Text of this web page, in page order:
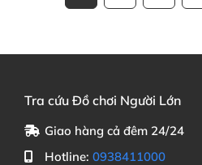
Tra cứu Đồ chơi Người Lớn
Giao hàng cả đêm 24/24
Hotline: 0938411000